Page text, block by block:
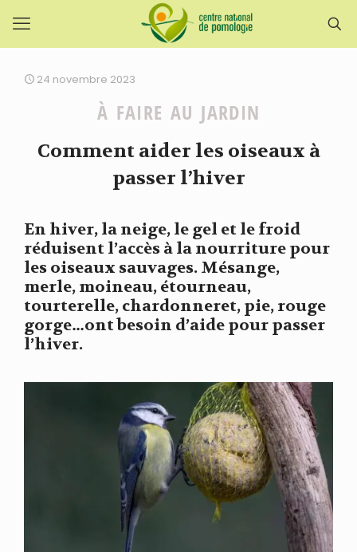
24 novembre 2023
À FAIRE AU JARDIN
Comment aider les oiseaux à
passer l’hiver
En hiver, la neige, le gel et le froid
réduisent l’accès à la nourriture pour
les oiseaux sauvages. Mésange,
merle, moineau, étourneau,
tourterelle, chardonneret, pie, rouge
gorge…ont besoin d’aide pour passer
l’hiver.